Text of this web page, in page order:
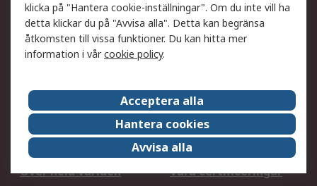
Leverans
Spåra din order
Begär en fakturakopi
Fördelar med RS-konto
Betalningsalternativ
Om RS
Försäljningsvillkor
Det juridiska
Press Centre
Jobba hos RS
ESG
Över hela världen
Våra certificeringar
klicka på "Hantera cookie-inställningar". Om du inte vill ha
detta klickar du på "Avvisa alla". Detta kan begränsa
åtkomsten till vissa funktioner. Du kan hitta mer
information i vårcookie policy.
Acceptera alla
Hantera cookies
Avvisa alla